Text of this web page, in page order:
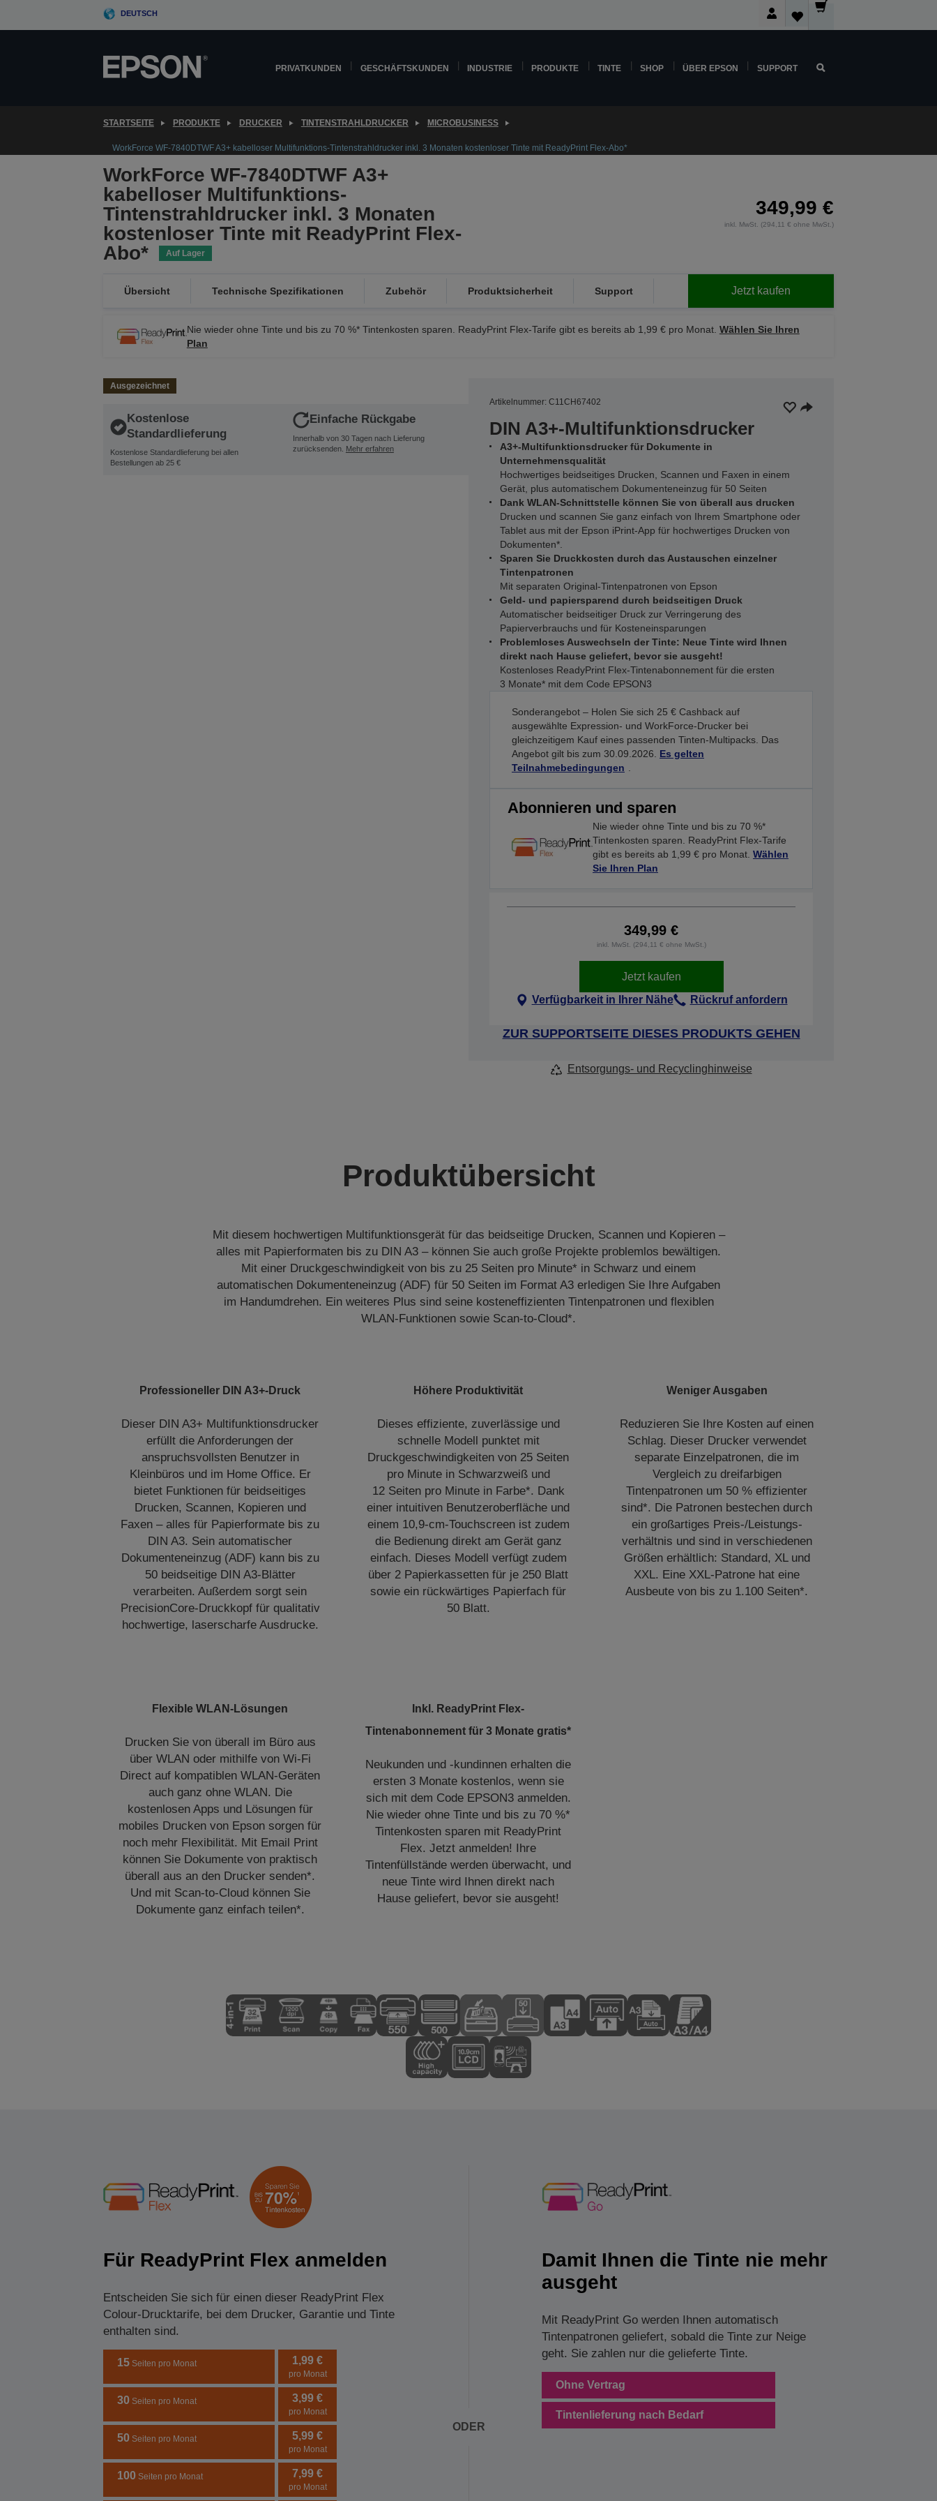
DEUTSCH
PRIVATKUNDEN GESCHÄFTSKUNDEN INDUSTRIE PRODUKTE TINTE SHOP ÜBER EPSON SUPPORT
STARTSEITE PRODUKTE DRUCKER TINTENSTRAHLDRUCKER MICROBUSINESS
WorkForce WF-7840DTWF A3+ kabelloser Multifunktions-Tintenstrahldrucker inkl. 3 Monaten kostenloser Tinte mit ReadyPrint Flex-Abo*
WorkForce WF-7840DTWF A3+
kabelloser Multifunktions-
Tintenstrahldrucker inkl. 3 Monaten
kostenloser Tinte mit ReadyPrint Flex-
Abo*
Auf Lager
349,99 €
inkl. MwSt. (294,11 € ohne MwSt.)
Übersicht Technische Spezifikationen Zubehör Produktsicherheit Support Jetzt kaufen
Nie wieder ohne Tinte und bis zu 70 %* Tintenkosten sparen. ReadyPrint Flex-Tarife gibt es bereits ab 1,99 € pro Monat. Wählen Sie Ihren
Plan
Ausgezeichnet
Kostenlose
Standardlieferung
Kostenlose Standardlieferung bei allen
Bestellungen ab 25 €
Einfache Rückgabe
Innerhalb von 30 Tagen nach Lieferung
zurücksenden. Mehr erfahren
Artikelnummer: C11CH67402
DIN A3+-Multifunktionsdrucker
A3+-Multifunktionsdrucker für Dokumente in
Unternehmensqualität
Hochwertiges beidseitiges Drucken, Scannen und Faxen in einem
Gerät, plus automatischem Dokumenteneinzug für 50 Seiten
Dank WLAN-Schnittstelle können Sie von überall aus drucken
Drucken und scannen Sie ganz einfach von Ihrem Smartphone oder
Tablet aus mit der Epson iPrint-App für hochwertiges Drucken von
Dokumenten*.
Sparen Sie Druckkosten durch das Austauschen einzelner
Tintenpatronen
Mit separaten Original-Tintenpatronen von Epson
Geld- und papiersparend durch beidseitigen Druck
Automatischer beidseitiger Druck zur Verringerung des
Papierverbrauchs und für Kosteneinsparungen
Problemloses Auswechseln der Tinte: Neue Tinte wird Ihnen
direkt nach Hause geliefert, bevor sie ausgeht!
Kostenloses ReadyPrint Flex-Tintenabonnement für die ersten
3 Monate* mit dem Code EPSON3
Sonderangebot – Holen Sie sich 25 € Cashback auf
ausgewählte Expression- und WorkForce-Drucker bei
gleichzeitigem Kauf eines passenden Tinten-Multipacks. Das
Angebot gilt bis zum 30.09.2026. Es gelten
Teilnahmebedingungen
Abonnieren und sparen
Nie wieder ohne Tinte und bis zu 70 %*
Tintenkosten sparen. ReadyPrint Flex-Tarife
gibt es bereits ab 1,99 € pro Monat. Wählen
Sie Ihren Plan
349,99 €
inkl. MwSt. (294,11 € ohne MwSt.)
Jetzt kaufen
Verfügbarkeit in Ihrer Nähe
Rückruf anfordern
ZUR SUPPORTSEITE DIESES PRODUKTS GEHEN
Entsorgungs- und Recyclinghinweise
Produktübersicht
Mit diesem hochwertigen Multifunktionsgerät für das beidseitige Drucken, Scannen und Kopieren –
alles mit Papierformaten bis zu DIN A3 – können Sie auch große Projekte problemlos bewältigen.
Mit einer Druckgeschwindigkeit von bis zu 25 Seiten pro Minute* in Schwarz und einem
automatischen Dokumenteneinzug (ADF) für 50 Seiten im Format A3 erledigen Sie Ihre Aufgaben
im Handumdrehen. Ein weiteres Plus sind seine kosteneffizienten Tintenpatronen und flexiblen
WLAN-Funktionen sowie Scan-to-Cloud*.
Professioneller DIN A3+-Druck
Dieser DIN A3+ Multifunktionsdrucker
erfüllt die Anforderungen der
anspruchsvollsten Benutzer in
Kleinbüros und im Home Office. Er
bietet Funktionen für beidseitiges
Drucken, Scannen, Kopieren und
Faxen – alles für Papierformate bis zu
DIN A3. Sein automatischer
Dokumenteneinzug (ADF) kann bis zu
50 beidseitige DIN A3-Blätter
verarbeiten. Außerdem sorgt sein
PrecisionCore-Druckkopf für qualitativ
hochwertige, laserscharfe Ausdrucke.
Höhere Produktivität
Dieses effiziente, zuverlässige und
schnelle Modell punktet mit
Druckgeschwindigkeiten von 25 Seiten
pro Minute in Schwarzweiß und
12 Seiten pro Minute in Farbe*. Dank
einer intuitiven Benutzeroberfläche und
einem 10,9-cm-Touchscreen ist zudem
die Bedienung direkt am Gerät ganz
einfach. Dieses Modell verfügt zudem
über 2 Papierkassetten für je 250 Blatt
sowie ein rückwärtiges Papierfach für
50 Blatt.
Weniger Ausgaben
Reduzieren Sie Ihre Kosten auf einen
Schlag. Dieser Drucker verwendet
separate Einzelpatronen, die im
Vergleich zu dreifarbigen
Tintenpatronen um 50 % effizienter
sind*. Die Patronen bestechen durch
ein großartiges Preis-/Leistungs-
verhältnis und sind in verschiedenen
Größen erhältlich: Standard, XL und
XXL. Eine XXL-Patrone hat eine
Ausbeute von bis zu 1.100 Seiten*.
Flexible WLAN-Lösungen
Drucken Sie von überall im Büro aus
über WLAN oder mithilfe von Wi-Fi
Direct auf kompatiblen WLAN-Geräten
auch ganz ohne WLAN. Die
kostenlosen Apps und Lösungen für
mobiles Drucken von Epson sorgen für
noch mehr Flexibilität. Mit Email Print
können Sie Dokumente von praktisch
überall aus an den Drucker senden*.
Und mit Scan-to-Cloud können Sie
Dokumente ganz einfach teilen*.
Inkl. ReadyPrint Flex-
Tintenabonnement für 3 Monate gratis*
Neukunden und -kundinnen erhalten die
ersten 3 Monate kostenlos, wenn sie
sich mit dem Code EPSON3 anmelden.
Nie wieder ohne Tinte und bis zu 70 %*
Tintenkosten sparen mit ReadyPrint
Flex. Jetzt anmelden! Ihre
Tintenfüllstände werden überwacht, und
neue Tinte wird Ihnen direkt nach
Hause geliefert, bevor sie ausgeht!
Für ReadyPrint Flex anmelden
Entscheiden Sie sich für einen dieser ReadyPrint Flex
Colour-Drucktarife, bei dem Drucker, Garantie und Tinte
enthalten sind.
15Seiten pro Monat 1,99 €
pro Monat
30Seiten pro Monat 3,99 €
pro Monat
50Seiten pro Monat 5,99 €
pro Monat
100Seiten pro Monat 7,99 €
pro Monat
ODER
Damit Ihnen die Tinte nie mehr
ausgeht
Mit ReadyPrint Go werden Ihnen automatisch
Tintenpatronen geliefert, sobald die Tinte zur Neige
geht. Sie zahlen nur die gelieferte Tinte.
Ohne Vertrag
Tintenlieferung nach Bedarf